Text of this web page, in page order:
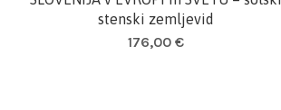
stenski zemljevid
176,00 €